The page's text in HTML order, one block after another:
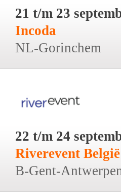
21 t/m 23
Incoda
NL-Gorinchem
22 t/m 24
Riverevent België
B-Gent-